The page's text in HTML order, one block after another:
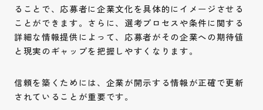
ることで、応募者に企業文化を具体的にイメージさせる
ことができます。さらに、選考プロセスや条件に関する
詳細な情報提供によって、応募者がその企業への期待値
と現実のギャップを把握しやすくなります。
信頼を築くためには、企業が開示する情報が正確で更新
されていることが重要です。